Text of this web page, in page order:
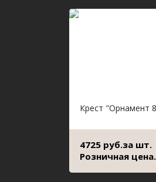
Крест "Орнамент
4725 руб.за шт.
Розничная цена.